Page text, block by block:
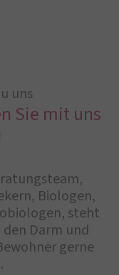
uns
Sie mit uns
Biologen,
steht
Darm und
gerne